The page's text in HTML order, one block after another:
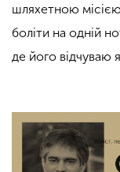
шляхетною
боліти на одній
де його відчуваю